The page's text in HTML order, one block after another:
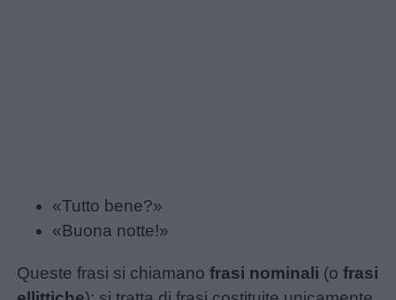
per
bambini
Feste
«Tutto bene?»
«Buona notte!»
Queste frasi si chiamanofrasi nominali (ofrasi